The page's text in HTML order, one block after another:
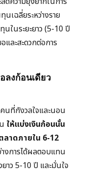
เฉลี่ยระหว่างราย
ในระยะยาว (5-10 ปี
และสะดวกต่อการ
ลงก้อนเดียว
นที่กังวลใจและนอน
ให้แบ่งเงินก้อนนั้น
ลาดภายใน 6-12
งการได้ผลตอบแทน
าว 5-10 ปี และมั่นใจ